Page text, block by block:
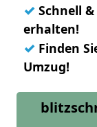
✓ Schnell
erhalten!
✓ Finden
Umzug!